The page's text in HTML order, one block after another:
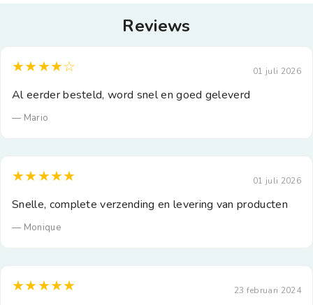
Reviews
★★★★☆ 01 juli 2026
Al eerder besteld, word snel en goed geleverd
— Mario
★★★★★ 01 juli 2026
Snelle, complete verzending en levering van producten
— Monique
★★★★★ 23 februari 2024